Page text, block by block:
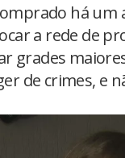
há um
a rede de
grades
de crimes, e